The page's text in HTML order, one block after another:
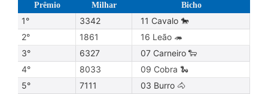
Prêmio Milhar Bicho
1° 3342
11 Cavalo 🐎
2°
1861
16 Leão 🦔
3°
6327
07 Carneiro 🐑
4°
8033
09 Cobra 🐍
5°
7111 03 Burro 🐴